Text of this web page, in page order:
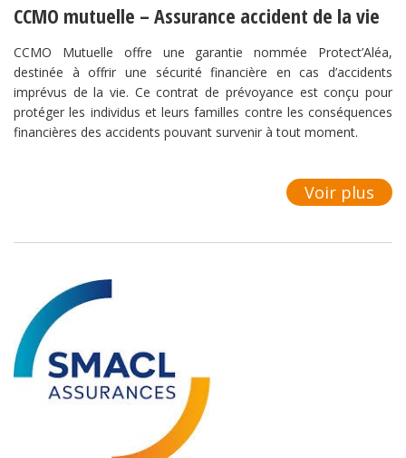
CCMO mutuelle – Assurance accident de la vie
CCMO Mutuelle offre une garantie nommée Protect’Aléa,
destinée à offrir une sécurité financière en cas d’accidents
imprévus de la vie. Ce contrat de prévoyance est conçu pour
protéger les individus et leurs familles contre les conséquences
financières des accidents pouvant survenir à tout moment.
Voir plus